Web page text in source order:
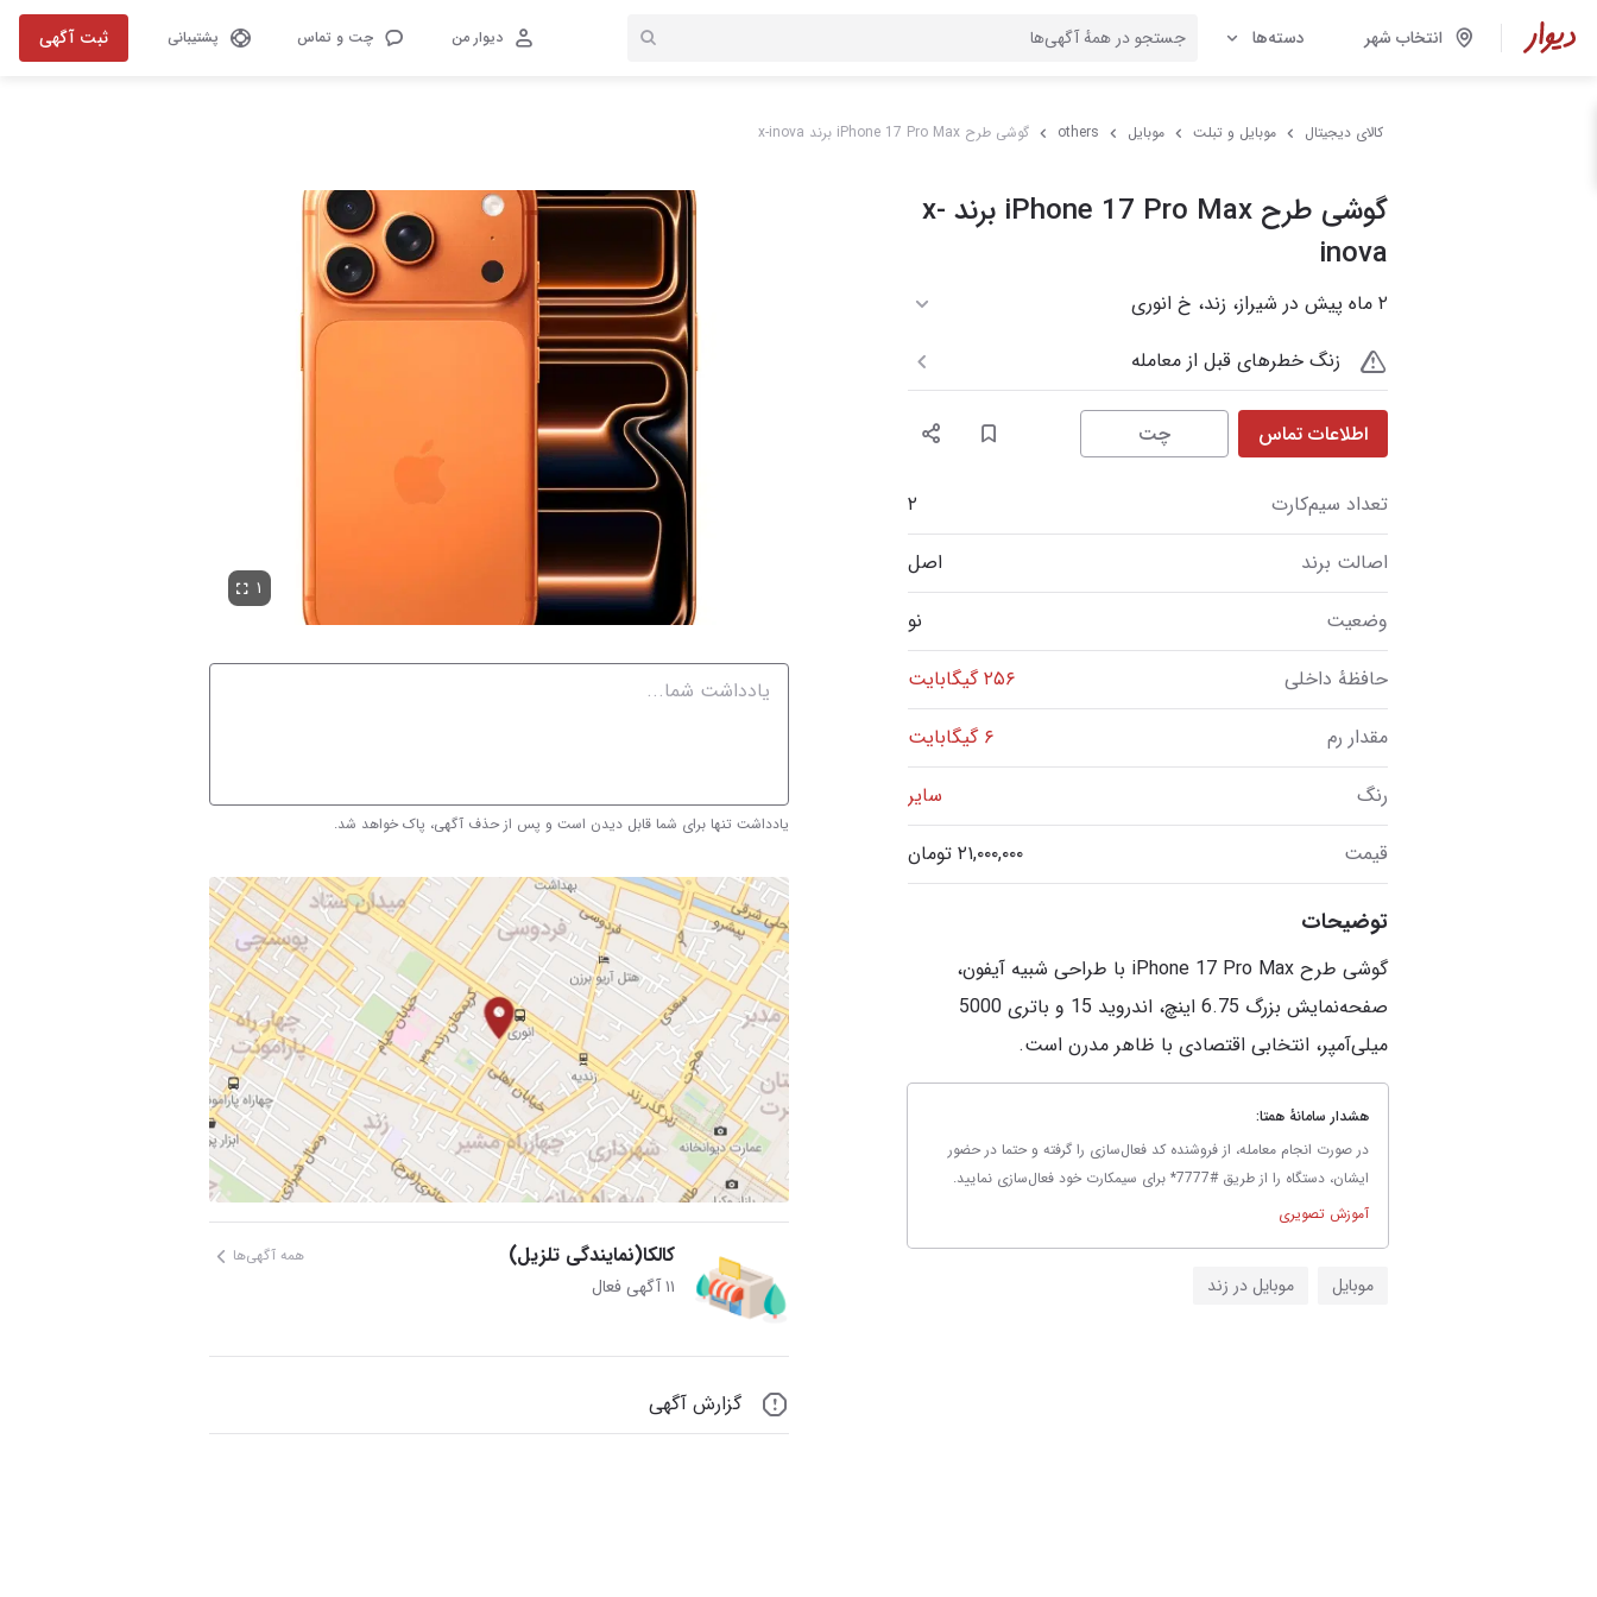
انتخاب شهر دسته‌ها دیوار من چت و تماس پشتیبانی ثبت آگهی
کالای دیجیتال موبایل و تبلت موبایل others گوشی طرح iPhone 17 Pro Max برند x-inova
گوشی طرح iPhone 17 Pro Max برند x-
inova
۲ ماه پیش در شیراز، زند، خ انوری
زنگ خطرهای قبل از معامله
اطلاعات تماس چت
تعداد سیم‌کارت
۲
اصالت برند
اصل
وضعیت
نو
حافظهٔ داخلی
۲۵۶ گیگابایت
مقدار رم
۶ گیگابایت
رنگ
سایر
قیمت
توضیحات
گوشی طرح iPhone 17 Pro Max با طراحی شبیه آیفون،
صفحه‌نمایش بزرگ 6.75 اینچ، اندروید 15 و باتری 5000
میلی‌آمپر، انتخابی اقتصادی با ظاهر مدرن است.
هشدار سامانهٔ همتا:
در صورت انجام معامله، از فروشنده کد فعال‌سازی را گرفته و حتما در حضور
ایشان، دستگاه را از طریق #7777* برای سیمکارت خود فعال‌سازی نمایید.
آموزش تصویری
موبایل موبایل در زند
۱
یادداشت تنها برای شما قابل دیدن است و پس از حذف آگهی، پاک خواهد شد.
کالکا(نمایندگی تلزیل) همه آگهی‌ها
۱۱ آگهی فعال
گزارش آگهی